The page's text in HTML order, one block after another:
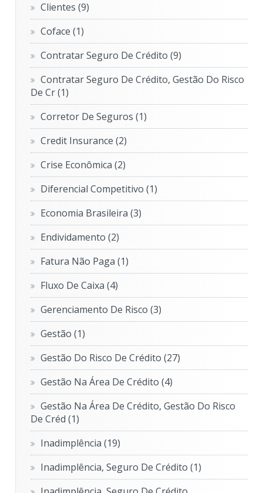
Clientes(9)
Coface(1)
Contratar Seguro De Crédito(9)
Contratar Seguro De Crédito, Gestão Do Risco
De Cr(1)
Corretor De Seguros(1)
Credit Insurance(2)
Crise Econômica(2)
Diferencial Competitivo(1)
Economia Brasileira(3)
Endividamento(2)
Fatura Não Paga(1)
Fluxo De Caixa(4)
Gerenciamento De Risco(3)
Gestão(1)
Gestão Do Risco De Crédito(27)
Gestão Na Área De Crédito(4)
Gestão Na Área De Crédito, Gestão Do Risco
De Créd(1)
Inadimplência(19)
Inadimplência, Seguro De Crédito(1)